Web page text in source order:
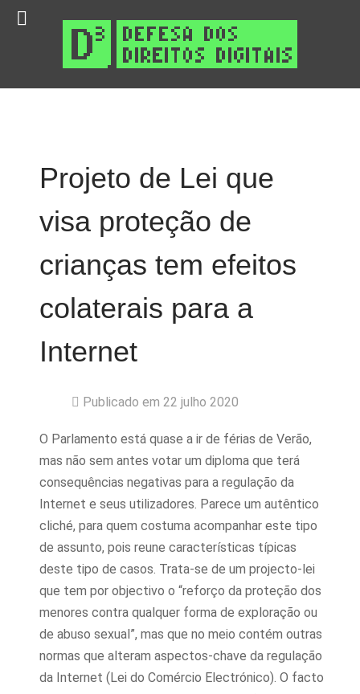
Projeto de Lei que
visa proteção de
crianças tem efeitos
colaterais para a
Internet
Publicado em 22 julho 2020
O Parlamento está quase a ir de férias de Verão,
mas não sem antes votar um diploma que terá
consequências negativas para a regulação da
Internet e seus utilizadores. Parece um autêntico
cliché, para quem costuma acompanhar este tipo
de assunto, pois reune características típicas
deste tipo de casos. Trata-se de um projecto-lei
que tem por objectivo o “reforço da proteção dos
menores contra qualquer forma de exploração ou
de abuso sexual”, mas que no meio contém outras
normas que alteram aspectos-chave da regulação
da Internet (Lei do Comércio Electrónico). O facto